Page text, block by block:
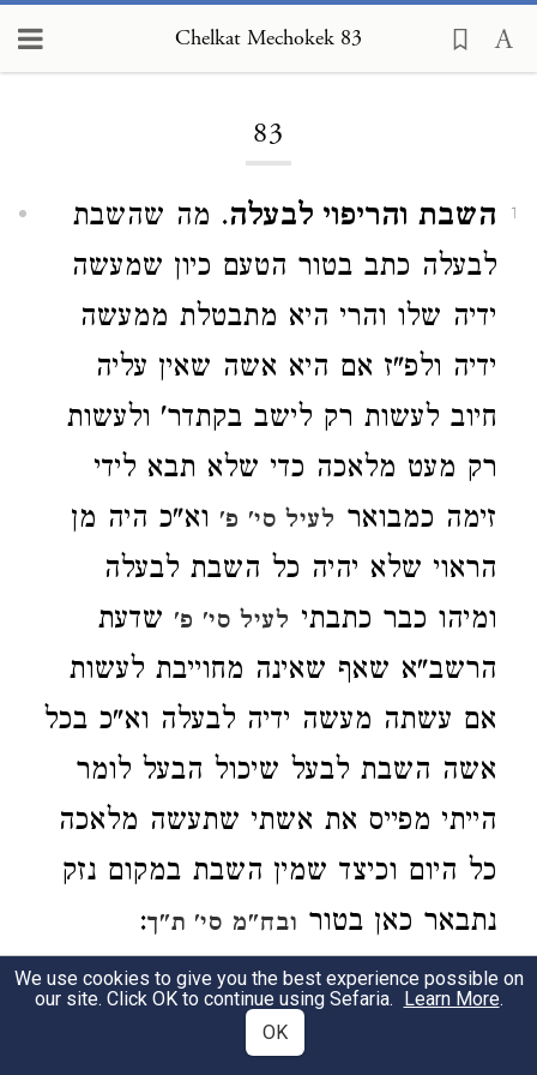
Chelkat Mechokek 83
83
1 השבת והריפוי לבעלה. מה שהשבת
לבעלה כתב בטור הטעם כיון שמעשה
ידיה שלו והרי היא מתבטלת ממעשה
ידיה ולפ"ז אם היא אשה שאין עליה
חיוב לעשות רק לישב בקתדר' ולעשות
רק מעט מלאכה כדי שלא תבא לידי
זימה כמבואר לעיל סי' פ' וא"כ היה מן
הראוי שלא יהיה כל השבת לבעלה
ומיהו כבר כתבתי לעיל סי' פ' שדעת
הרשב"א שאף שאינה מחוייבת לעשות
אם עשתה מעשה ידיה לבעלה וא"כ בכל
אשה השבת לבעל שיכול הבעל לומר
הייתי מפייס את אשתי שתעשה מלאכה
כל היום וכיצד שמין השבת במקום נזק
נתבאר כאן בטור ובח"מ סי' ת"ך:
והריפוי לבעלה. אין הכוונה שהבעל
ישתכר בריפוי שישכור לה רופא בסמא
We use cookies to give you the best experience possible on
our site. Click OK to continue using Sefaria. Learn More.
OK